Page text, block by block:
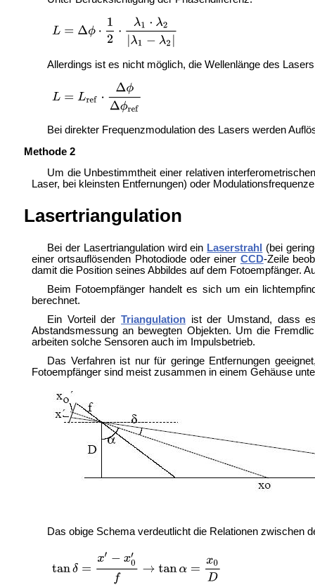
Allerdings ist es nicht möglich, die Wellenlänge des
Bei direkter Frequenzmodulation des Lasers werden
Methode 2
Um die Unbestimmtheit einer relativen
Laser, bei kleinsten Entfernungen) oder
Lasertriangulation
Bei der Lasertriangulation wird ein Laserstrahl
(bei
einerortsauflösenden Photodiode oder einer CCD-Zeile
damit die Position seines Abbildes auf dem Fotoempfänger.
Beim Fotoempfänger handelt es sich um ein
berechnet.
Ein Vorteil der Triangulation ist der Umstand, dass
Abstandsmessung an bewegten Objekten. Um die
arbeiten solche Sensoren auch im Impulsbetrieb.
Das Verfahren ist nur für geringe Entfernungen
Fotoempfänger sind meist zusammen in einem Gehäuse
Das obige Schema verdeutlicht die Relationen zwischen